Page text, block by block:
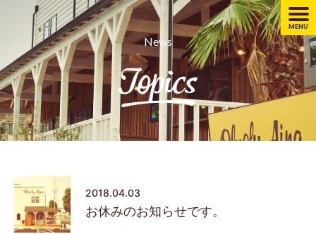
MENU
News
2018.04.03
お休みのお知らせです。